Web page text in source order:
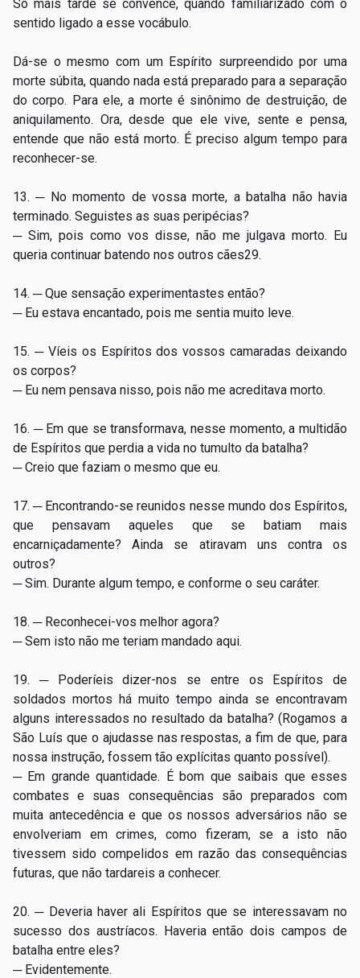
Só mais tarde se convence, quando familiarizado com o
sentido ligado a esse vocábulo.
Dá-se o mesmo com um Espírito surpreendido por uma
morte súbita, quando nada está preparado para a separação
do corpo. Para ele, a morte é sinônimo de destruição, de
aniquilamento. Ora, desde que ele vive, sente e pensa,
entende que não está morto. É preciso algum tempo para
reconhecer-se.
13. ─ No momento de vossa morte, a batalha não havia
terminado. Seguistes as suas peripécias?
─ Sim, pois como vos disse, não me julgava morto. Eu
queria continuar batendo nos outros cães29.
14. ─ Que sensação experimentastes então?
─ Eu estava encantado, pois me sentia muito leve.
15. ─ Víeis os Espíritos dos vossos camaradas deixando
os corpos?
─ Eu nem pensava nisso, pois não me acreditava morto.
16. ─ Em que se transformava, nesse momento, a multidão
de Espíritos que perdia a vida no tumulto da batalha?
─ Creio que faziam o mesmo que eu.
17. ─ Encontrando-se reunidos nesse mundo dos Espíritos,
que pensavam aqueles que se batiam mais
encarniçadamente? Ainda se atiravam uns contra os
outros?
─ Sim. Durante algum tempo, e conforme o seu caráter.
18. ─ Reconhecei-vos melhor agora?
─ Sem isto não me teriam mandado aqui.
19. ─ Poderíeis dizer-nos se entre os Espíritos de
soldados mortos há muito tempo ainda se encontravam
alguns interessados no resultado da batalha? (Rogamos a
São Luís que o ajudasse nas respostas, a fim de que, para
nossa instrução, fossem tão explícitas quanto possível).
─ Em grande quantidade. É bom que saibais que esses
combates e suas consequências são preparados com
muita antecedência e que os nossos adversários não se
envolveriam em crimes, como fizeram, se a isto não
tivessem sido compelidos em razão das consequências
futuras, que não tardareis a conhecer.
20. ─ Deveria haver ali Espíritos que se interessavam no
sucesso dos austríacos. Haveria então dois campos de
batalha entre eles?
─ Evidentemente.